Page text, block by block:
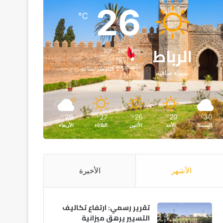
الرباط
سماء صافية
26
℃
30º - 26º
79%
2.51 كيلومتر/ساعة
30
℃
السبت
29
℃
الأحد
26
℃
الأثنين
27
℃
الثلاثاء
29
℃
الأربعاء
الأشهر الأخيرة
تقرير رسمي: ارتفاع تكاليف
التسيير يرهق ميزانية